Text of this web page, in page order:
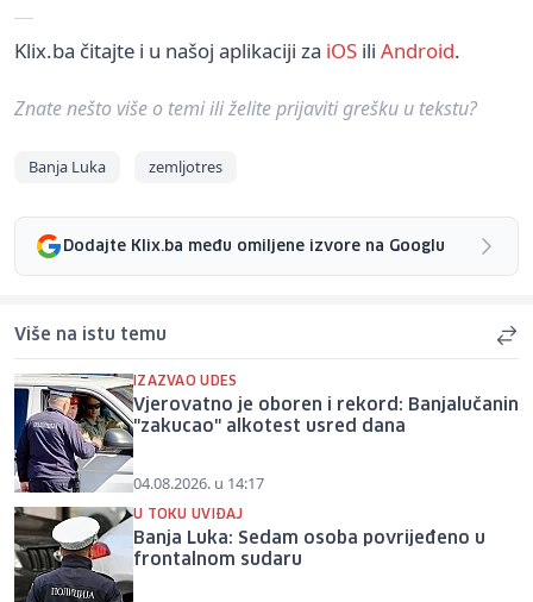
Klix.ba čitajte i u našoj aplikaciji za iOS ili Android.
Znate nešto više o temi ili želite prijaviti grešku u tekstu?
Banja Luka zemljotres
Dodajte Klix.ba među omiljene izvore na Googlu
Više na istu temu
IZAZVAO UDES
Vjerovatno je oboren i rekord: Banjalučanin
"zakucao" alkotest usred dana
04.08.2026. u 14:17
U TOKU UVIĐAJ
Banja Luka: Sedam osoba povrijeđeno u
frontalnom sudaru